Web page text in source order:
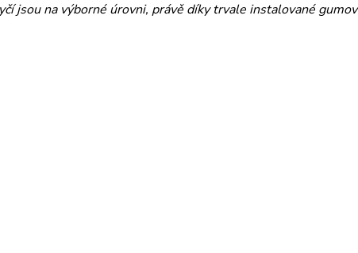
jsou na výborné úrovni, právě díky trvale instalované